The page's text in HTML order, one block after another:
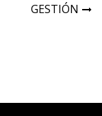
GESTIÓN